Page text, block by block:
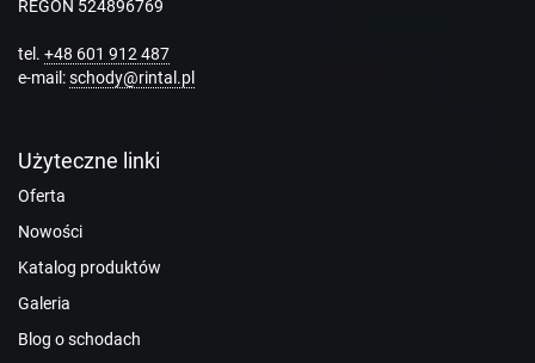
REGON 524896769
tel. +48 601 912 487
e-mail:schody@rintal.pl
Użyteczne linki
Oferta
Nowości
Katalog produktów
Galeria
Blog o schodach